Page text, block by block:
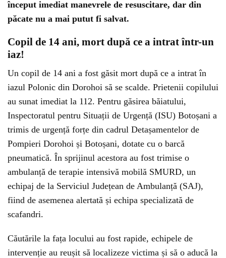
început imediat manevrele de resuscitare, dar din
păcate nu a mai putut fi salvat.
Copil de 14 ani, mort după ce a intrat într-un
iaz!
Un copil de 14 ani a fost găsit mort după ce a intrat în
iazul Polonic din Dorohoi să se scalde. Prietenii copilului
au sunat imediat la 112. Pentru găsirea băiatului,
Inspectoratul pentru Situații de Urgență (ISU) Botoșani a
trimis de urgență forțe din cadrul Detașamentelor de
Pompieri Dorohoi și Botoșani, dotate cu o barcă
pneumatică. În sprijinul acestora au fost trimise o
ambulanță de terapie intensivă mobilă SMURD, un
echipaj de la Serviciul Județean de Ambulanță (SAJ),
fiind de asemenea alertată și echipa specializată de
scafandri.
Căutările la fața locului au fost rapide, echipele de
intervenție au reușit să localizeze victima și să o aducă la